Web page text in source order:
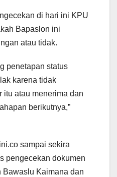
di hari ini KPU
Bapaslon ini
atau tidak.
penetapan status
karena tidak
itu atau menerima dan
berikutnya,”
sampai sekira
pengecekan dokumen
Kaimana dan